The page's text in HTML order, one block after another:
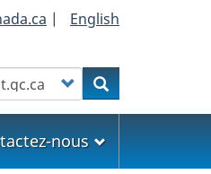
| English
your searchRechercher
nous